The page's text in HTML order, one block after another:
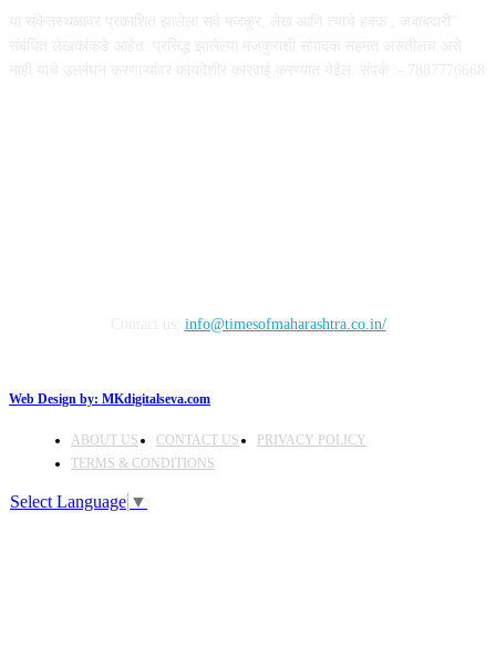
info@timesofmaharashtra.co.in/
Web Design by: MKdigitalseva.com
ABOUT US CONTACT US
PRIVACY POLICY
TERMS & CONDITIONS
Select Language ▼